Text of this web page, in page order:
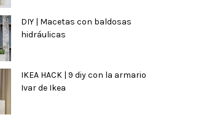
DIY | Macetas con baldosas
hidráulicas
IKEA HACK | 9 diy con la armario
Ivar de Ikea